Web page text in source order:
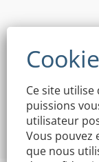
Ce site utilise
puissions
utilisateur
Vous pouvez
que nous